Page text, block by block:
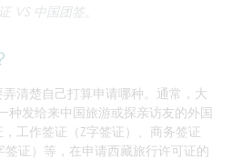
VS 中国团签。
清楚自己打算申请哪种。通常，大
种发给来中国旅游或探亲访友的外国
工作签证（Z字签证）、商务签证
签证）等，在申请西藏旅行许可证的